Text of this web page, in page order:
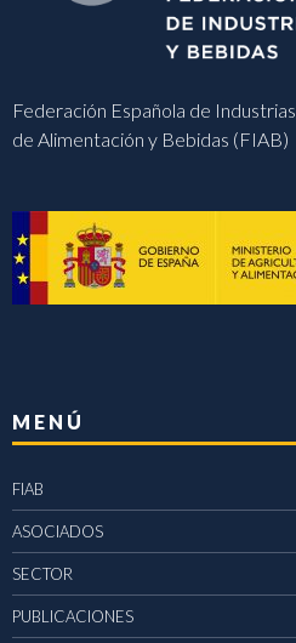
Federación Española de Industrias
de Alimentación y Bebidas (FIAB)
MENÚ
FIAB
ASOCIADOS
SECTOR
PUBLICACIONES